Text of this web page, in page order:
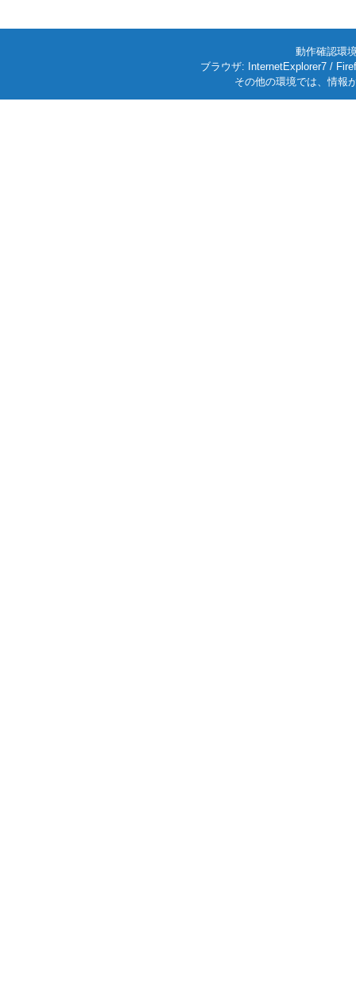
動作確認環
ブラウザ: InternetExplorer7 /
その他の環境では、情報